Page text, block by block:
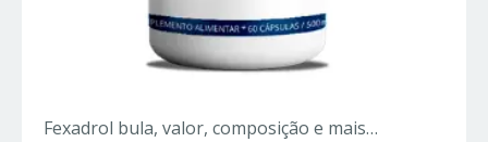
Fexadrol bula, valor, composição e mais…